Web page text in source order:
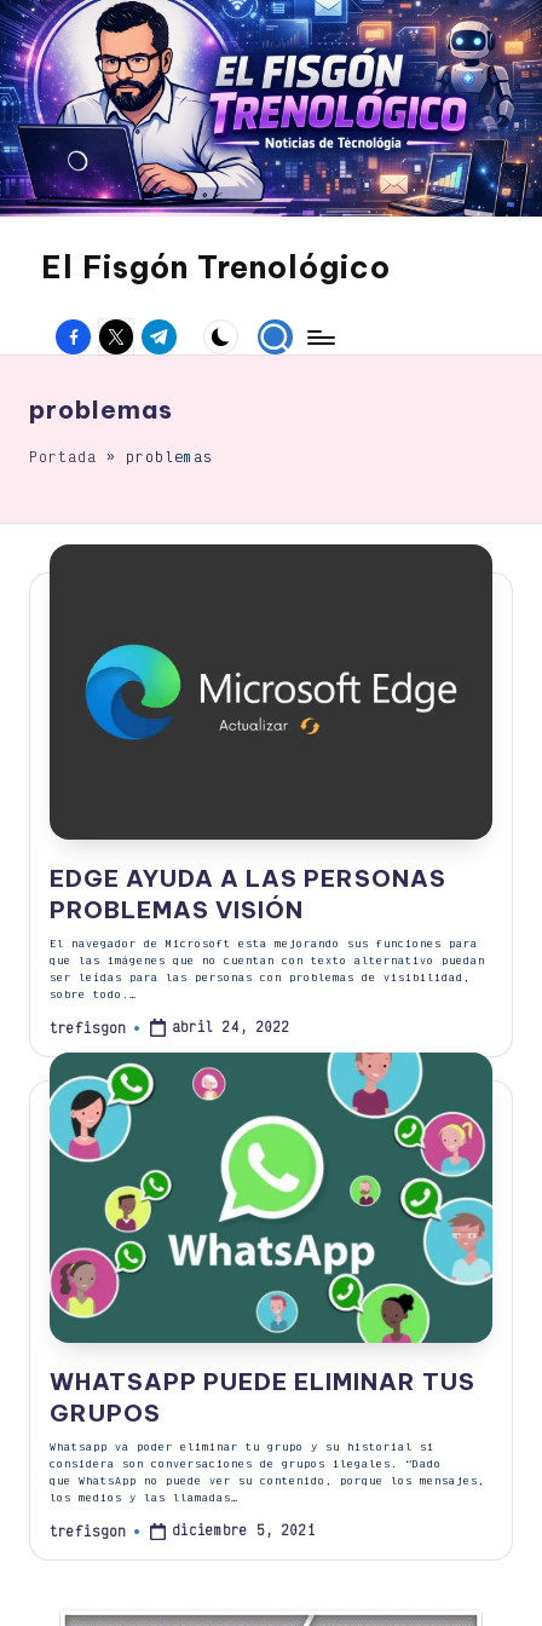
Saltar
al
contenido
El Fisgón Trenológico
sitio
noticias
Facebook
Twitter
Canal
Telegram
problemas
Portada » problemas
EDGE AYUDA A LAS PERSONAS
PROBLEMAS VISIÓN
El navegador de Microsoft esta mejorando sus funciones para
que las imágenes que no cuentan con texto alternativo puedan
ser leídas para las personas con problemas de visibilidad,
sobre todo.…
Publicado
trefisgon abril 24, 2022
WHATSAPP PUEDE ELIMINAR TUS
GRUPOS
Whatsapp va poder eliminar tu grupo y su historial si
considera son conversaciones de grupos ilegales. “Dado
que WhatsApp no puede ver su contenido, porque los mensajes,
los medios y las llamadas…
Publicado
trefisgon diciembre 5, 2021